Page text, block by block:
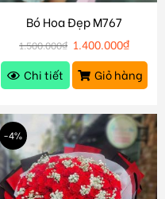
Bó Hoa Đẹp M767
1.500.000₫ 1.400.000₫
Chi tiết
Giỏ hàng
-4%